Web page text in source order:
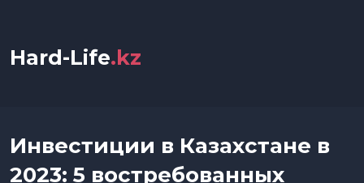
Hard-Life.kz
Инвестиции в Казахстане в
2023: 5 востребованных